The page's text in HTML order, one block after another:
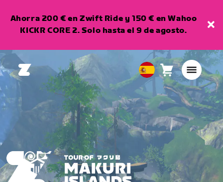
Ahorra 200 € en Zwift Ride y 150 € en Wahoo
KICKR CORE 2. Solo hasta el 9 de agosto.
European
Union
Español
Carro0
artículos